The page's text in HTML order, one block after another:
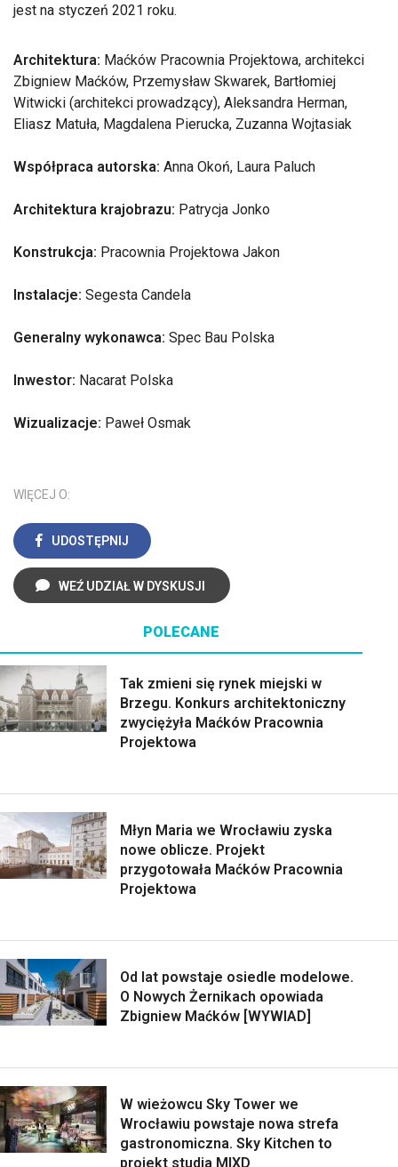
jest na styczeń 2021 roku.
Architektura: Maćków Pracownia Projektowa, architekci
Zbigniew Maćków, Przemysław Skwarek, Bartłomiej
Witwicki (architekci prowadzący), Aleksandra Herman,
Eliasz Matuła, Magdalena Pierucka, Zuzanna Wojtasiak
Współpraca autorska: Anna Okoń, Laura Paluch
Architektura krajobrazu: Patrycja Jonko
Konstrukcja: Pracownia Projektowa Jakon
Instalacje: Segesta Candela
Generalny wykonawca: Spec Bau Polska
Inwestor: Nacarat Polska
Wizualizacje: Paweł Osmak
WIĘCEJ O:
UDOSTĘPNIJ
WEŹ UDZIAŁ W DYSKUSJI
POLECANE
Tak zmieni się rynek miejski w
Brzegu. Konkurs architektoniczny
zwyciężyła Maćków Pracownia
Projektowa
Młyn Maria we Wrocławiu zyska
nowe oblicze. Projekt
przygotowała Maćków Pracownia
Projektowa
Od lat powstaje osiedle modelowe.
O Nowych Żernikach opowiada
Zbigniew Maćków [WYWIAD]
W wieżowcu Sky Tower we
Wrocławiu powstaje nowa strefa
gastronomiczna. Sky Kitchen to
projekt studia MIXD